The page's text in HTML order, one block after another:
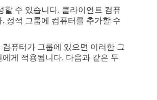
수 있습니다. 클라이언트 컴퓨
정적 그룹에 컴퓨터를 추가할 수
퓨터가 그룹에 있으면 이러한 그
게 적용됩니다. 다음과 같은 두